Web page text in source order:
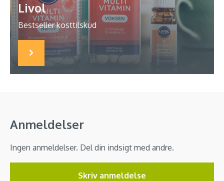
Livol
Bestseller kosttilskud
Anmeldelser
Ingen anmeldelser. Del din indsigt med andre.
Skriv anmeldelse